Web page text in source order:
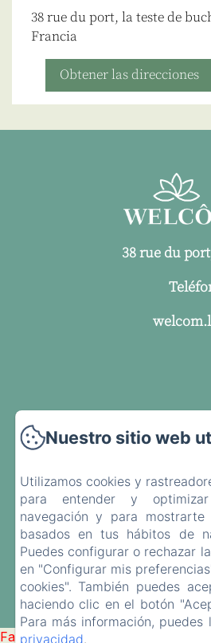
38 rue du port, la teste de
Francia
Obtener las direcciones
38 rue du
EN
FR
Desarrollado con
Failed to load BookingEngine/
Nuestro sitio web
Utilizamos cookies y
para entender y
navegación y para mostrarte
basados en tus hábitos de
Puedes configurar o rechazar
en "Configurar mis
cookies". También puedes
haciendo clic en el botón
Para más información, puedes
privacidad.